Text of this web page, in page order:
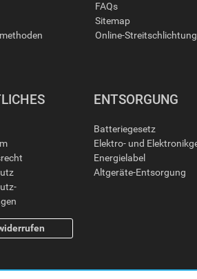
FAQs
Sitemap
Online-
ENTSORGUNG
Batteriegesetz
Elektro- und
Energielabel
Altgeräte-Entsorgung